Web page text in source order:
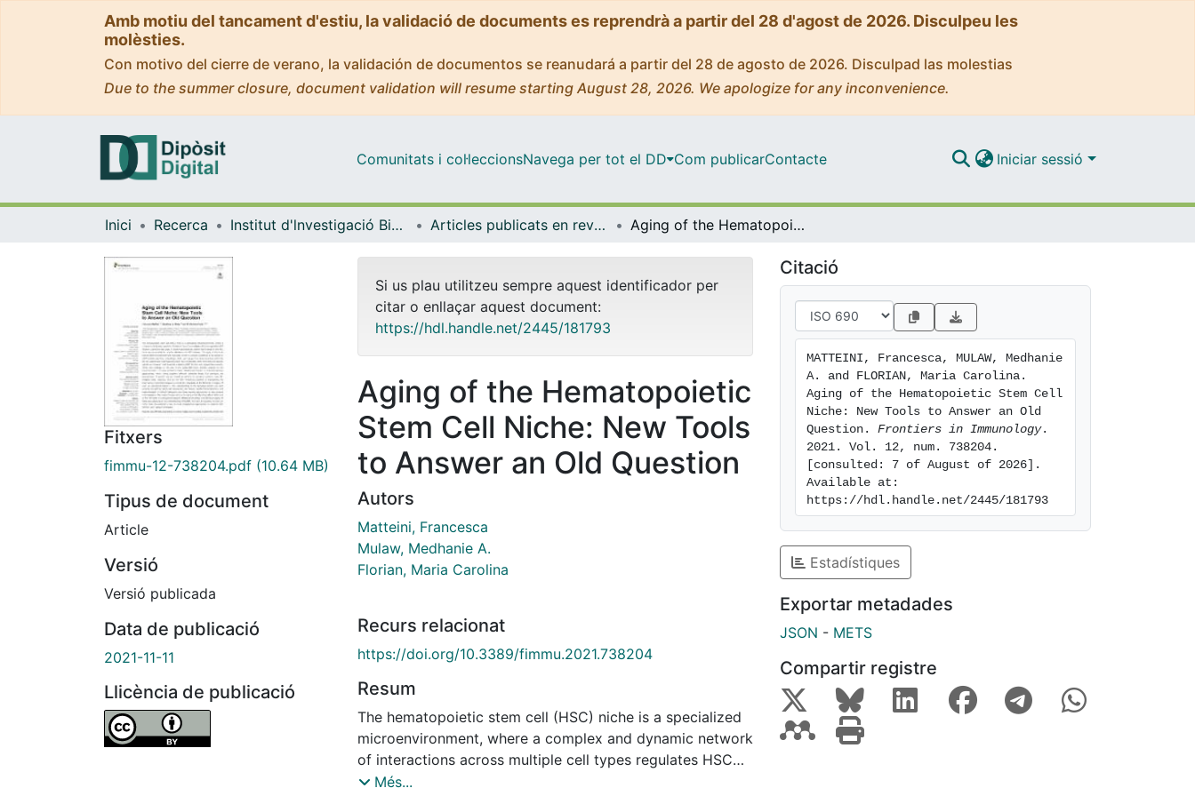
Amb motiu del tancament d'estiu, la validació de documents es reprendrà a partir del 28 d'agost de 2026. Disculpeu les
molèsties.
Con motivo del cierre de verano, la validación de documentos se reanudará a partir del 28 de agosto de 2026. Disculpad las molestias
Due to the summer closure, document validation will resume starting August 28, 2026. We apologize for any inconvenience.
Comunitats i col·leccionsNavega per tot el DD Com publicarContacte Iniciar sessió
Inici Recerca Institut d'lnvestigació Biomèdica de Bellvitge (IDIBELL) Articles publicats en revistes (Institut d'lnvestigació Biomèdica de Bellvitge (IDIBELL)) Aging of the Hematopoietic Stem Cell Niche: New Tools to Answer an Old Question
Fitxers
fimmu-12-738204.pdf (10.64 MB)
Tipus de document
Article
Versió
Versió publicada
Data de publicació
2021-11-11
Llicència de publicació
Si us plau utilitzeu sempre aquest identificador per
citar o enllaçar aquest document:
https://hdl.handle.net/2445/181793
Aging of the Hematopoietic
Stem Cell Niche: New Tools
to Answer an Old Question
Autors
Matteini, Francesca
Mulaw, Medhanie A.
Florian, Maria Carolina
Recurs relacionat
https://doi.org/10.3389/fimmu.2021.738204
Resum
The hematopoietic stem cell (HSC) niche is a specialized
microenvironment, where a complex and dynamic network
of interactions across multiple cell types regulates HSC
function. During the last years, it became progressively
Més...
Citació
MATTEINI, Francesca, MULAW, Medhanie
A. and FLORIAN, Maria Carolina.
Aging of the Hematopoietic Stem Cell
Niche: New Tools to Answer an Old
Question. Frontiers in Immunology.
2021. Vol. 12, num. 738204.
[consulted: 7 of August of 2026].
Available at:
https://hdl.handle.net/2445/181793
Estadístiques
Exportar metadades
JSON - METS
Compartir registre